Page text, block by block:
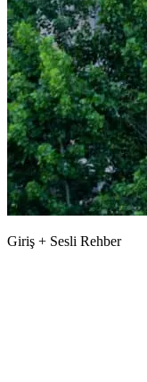
Giriş + Sesli Rehber